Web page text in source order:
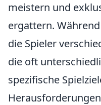
meistern und
ergattern.
die Spieler
die oft
spezifische